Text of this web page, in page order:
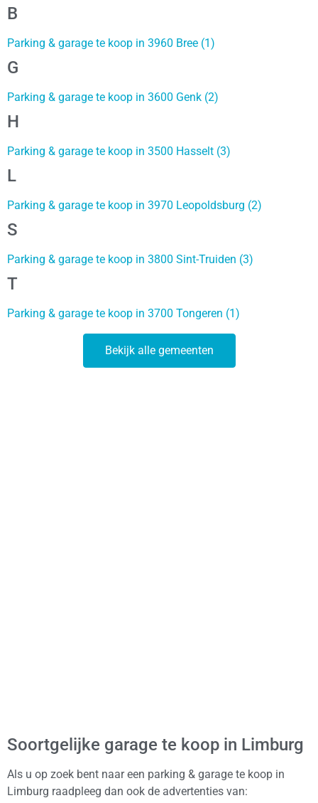
B
Parking & garage te koop in 3960 Bree (1)
G
Parking & garage te koop in 3600 Genk (2)
H
Parking & garage te koop in 3500 Hasselt (3)
L
Parking & garage te koop in 3970 Leopoldsburg (2)
S
Parking & garage te koop in 3800 Sint-Truiden (3)
T
Parking & garage te koop in 3700 Tongeren (1)
Bekijk alle gemeenten
Soortgelijke garage te koop in Limburg
Als u op zoek bent naar een parking & garage te koop in
Limburg raadpleeg dan ook de advertenties van: